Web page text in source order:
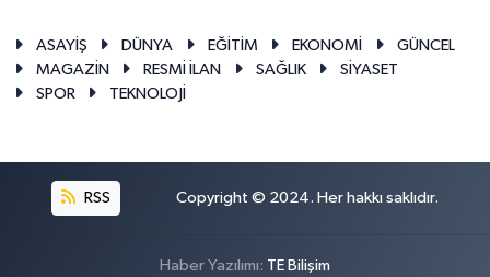
ASAYİŞ DÜNYA EĞİTİM EKONOMİ
GÜNCEL
MAGAZİN
RESMİ İLAN SAĞLIK
SİYASET
SPOR
TEKNOLOJİ
RSS Copyright © 2024. Her hakkı saklıdır.
Haber Yazılımı: TE Bilişim